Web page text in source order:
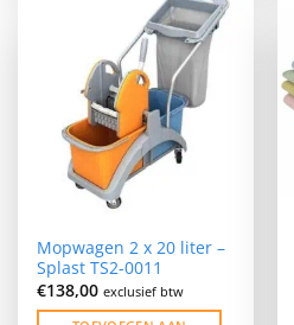
Mopwagen 2 x 20 liter –
Splast TS2-0011
€138,00 exclusief btw